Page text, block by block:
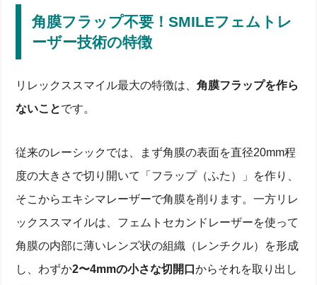
角膜フラップ不要！SMILEフェムトレ
ーザー技術の特徴
リレックススマイル最大の特徴は、角膜フラップを作ら
ないことです。
従来のレーシックでは、まず角膜の表面を直径20mm程
度の大きさで切り開いて「フラップ（ふた）」を作り、
そこからエキシマレーザーで角膜を削ります。一方リレ
ックススマイルは、フェムトセカンドレーザーを使って
角膜の内部に薄いレンズ状の組織（レンチクル）を形成
し、わずか2〜4mmの小さな切開口からそれを取り出し